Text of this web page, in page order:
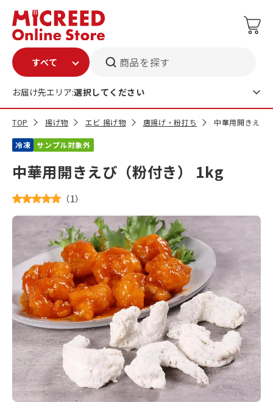
商品を探す
お届け先エリア:選択してください
TOP 揚げ物 エビ 揚げ物 唐揚げ・粉打ち 中華用開きえび
冷凍 サンプル対象外
中華用開きえび（粉付き） 1kg
（1）